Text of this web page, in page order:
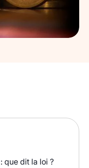
que dit la loi ?